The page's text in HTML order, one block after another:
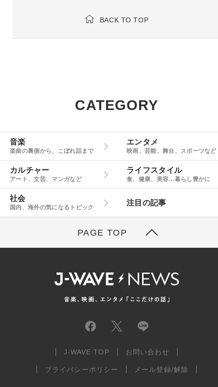
BACK TO TOP
CATEGORY
音楽
楽曲の裏側から、こぼれ話まで
エンタメ
映画、芸能、舞台、スポーツなど
カルチャー
アート、文芸、マンガなど
ライフスタイル
食、健康、美容…暮らし豊かに
社会
国内、海外の気になるトピック
注目の記事
PAGE TOP
J-WAVE TOP お問い合わせ
プライバシーポリシー メール登録/解除